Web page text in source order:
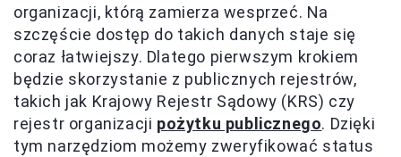
organizacji, którą zamierza wesprzeć. Na
szczęście dostęp do takich danych staje się
coraz łatwiejszy. Dlatego pierwszym krokiem
będzie skorzystanie z publicznych rejestrów,
takich jak Krajowy Rejestr Sądowy (KRS) czy
rejestr organizacji pożytku publicznego. Dzięki
tym narzędziom możemy zweryfikować status